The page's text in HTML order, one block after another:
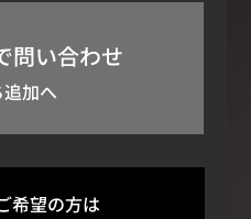
問い合わせ
加へ
希望の方は